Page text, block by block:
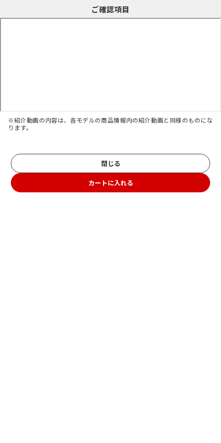
ご確認項目
※紹介動画の内容は、各モデルの商品情報内の紹介動画と同様のものにな
ります。
閉じる
カートに入れる